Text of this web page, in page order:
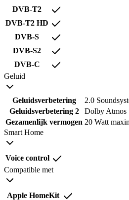
DVB-T2
DVB-T2 HD
DVB-S
DVB-S2
DVB-C
Geluid
Geluidsverbetering
2.0
Geluidsverbetering 2
Dolby Atmos
Gezamenlijk vermogen 20 Watt
Smart Home
Voice control
Compatible met
Apple HomeKit